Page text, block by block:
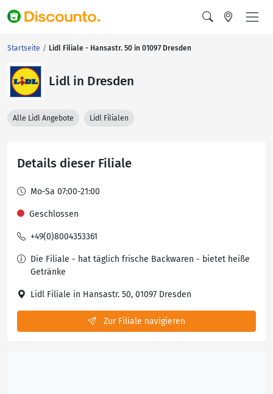
Startseite Lidl Filiale - Hansastr. 50 in 01097 Dresden
Lidl in Dresden
Alle Lidl Angebote Lidl Filialen
Details dieser Filiale
Mo-Sa 07:00-21:00
Geschlossen
+49(0)8004353361
Die Filiale - hat täglich frische Backwaren - bietet heiße
Getränke
Lidl Filiale in Hansastr. 50, 01097 Dresden
Zur Filiale navigieren